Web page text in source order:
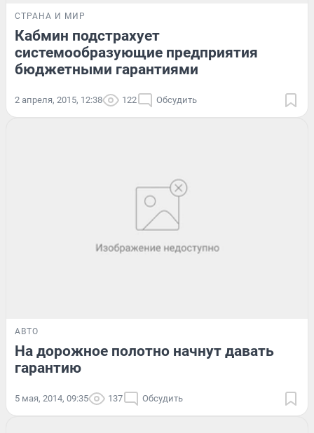
СТРАНА И МИР
Кабмин подстрахует
системообразующие предприятия
бюджетными гарантиями
2 апреля, 2015, 12:38 122 Обсудить
АВТО
На дорожное полотно начнут давать
гарантию
5 мая, 2014, 09:35 137 Обсудить